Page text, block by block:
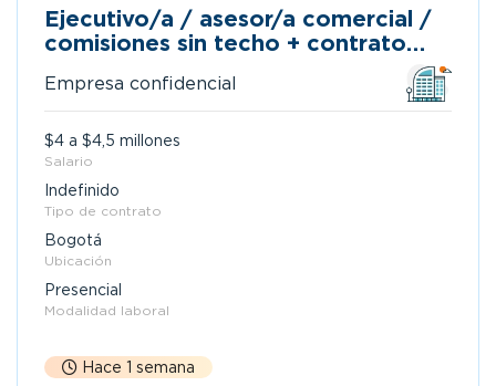
Ejecutivo/a / asesor/a comercial /
comisiones sin techo + contrato
Empresa confidencial
$4 a $4,5 millones
Salario
Indefinido
Tipo de contrato
Bogotá
Ubicación
Presencial
Modalidad laboral
Hace 1 semana